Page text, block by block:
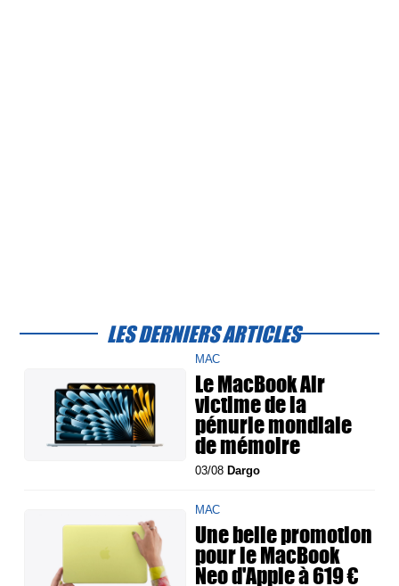
LES DERNIERS ARTICLES
MAC
Le MacBook Air
victime de la
pénurie mondiale
de mémoire
03/08 Dargo
MAC
Une belle promotion
pour le MacBook
Neo d'Apple à 619 €